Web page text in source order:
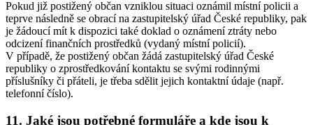
Pokud již postižený občan vzniklou situaci oznámil místní policii a
teprve následně se obrací na zastupitelský úřad České republiky, pak
je žádoucí mít k dispozici také doklad o oznámení ztráty nebo
odcizení finančních prostředků (vydaný místní policií).
V případě, že postižený občan žádá zastupitelský úřad České
republiky o zprostředkování kontaktu se svými rodinnými
příslušníky či přáteli, je třeba sdělit jejich kontaktní údaje (např.
telefonní číslo).
11. Jaké jsou potřebné formuláře a kde jsou k